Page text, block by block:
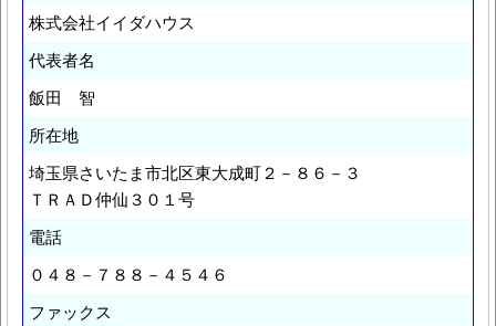
株式会社イイダハウス
代表者名
飯田 智
所在地
埼玉県さいたま市北区東大成町２－８６－３
ＴＲＡＤ仲仙３０１号
電話
０４８－７８８－４５４６
ファックス